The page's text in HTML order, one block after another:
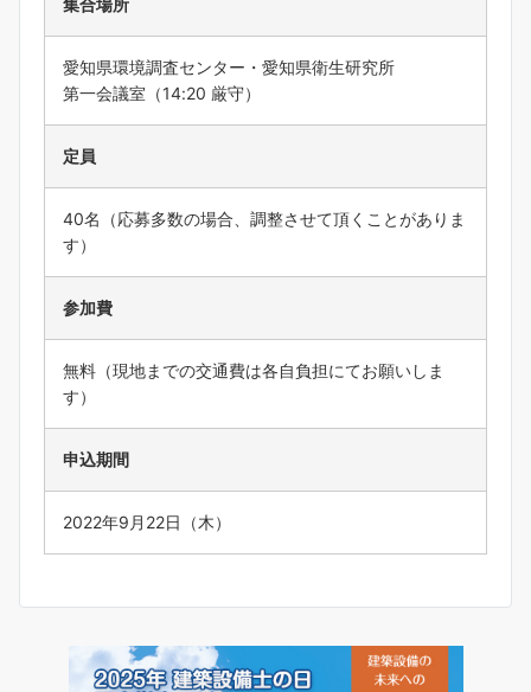
愛知県環境調査センター・愛知県衛生研究所
第一会議室（14:20 厳守）
定員
40名（応募多数の場合、調整させて頂くことがありま
す）
参加費
無料（現地までの交通費は各自負担にてお願いしま
す）
申込期間
2022年9月22日（木）